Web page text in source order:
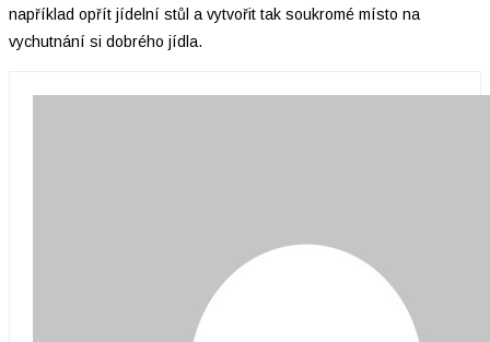
například opřít jídelní stůl a vytvořit tak soukromé místo na
vychutnání si dobrého jídla.